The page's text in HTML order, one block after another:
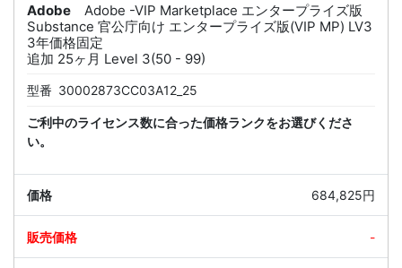
Adobe
Adobe -VIP Marketplace エンタープライズ版
Substance 官公庁向け エンタープライズ版(VIP MP) LV3
3年価格固定
追加 25ヶ月 Level 3(50 - 99)
型番 30002873CC03A12_25
ご利中のライセンス数に合った価格ランクをお選びくださ
い。
684,825円
-